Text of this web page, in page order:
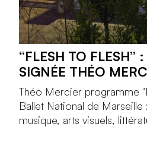
“FLESH TO FLESH”
SIGNÉE THÉO
Théo Mercier programme
Ballet National de
musique, arts visuels,